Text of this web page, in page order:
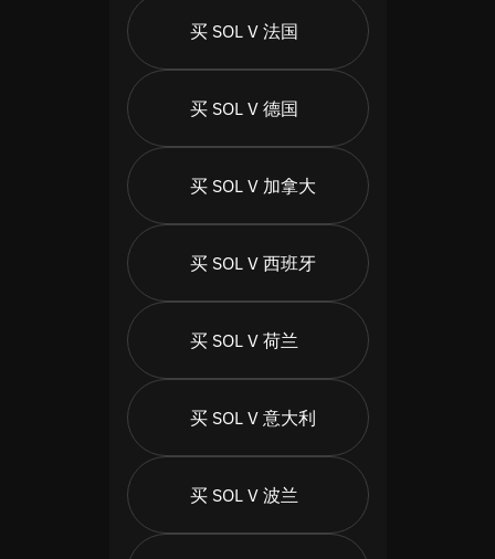
买 SOL V 法国
买 SOL V 德国
买 SOL V 加拿大
买 SOL V 西班牙
买 SOL V 荷兰
买 SOL V 意大利
买 SOL V 波兰